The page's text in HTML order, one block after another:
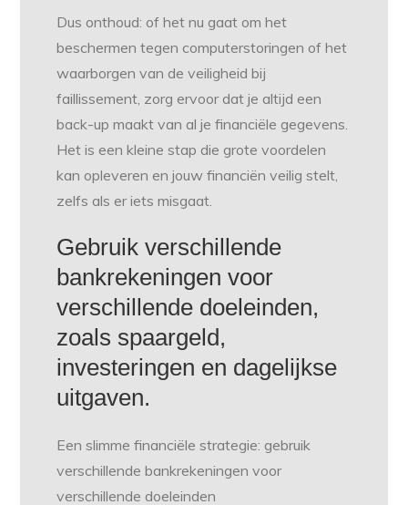
Dus onthoud: of het nu gaat om het
beschermen tegen computerstoringen of het
waarborgen van de veiligheid bij
faillissement, zorg ervoor dat je altijd een
back-up maakt van al je financiële gegevens.
Het is een kleine stap die grote voordelen
kan opleveren en jouw financiën veilig stelt,
zelfs als er iets misgaat.
Gebruik verschillende
bankrekeningen voor
verschillende doeleinden,
zoals spaargeld,
investeringen en dagelijkse
uitgaven.
Een slimme financiële strategie: gebruik
verschillende bankrekeningen voor
verschillende doeleinden